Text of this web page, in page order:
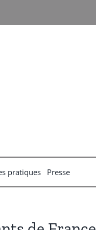
pratiques Presse